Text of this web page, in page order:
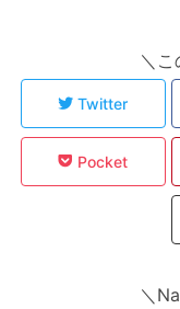
＼
Twitter
Pocket
＼